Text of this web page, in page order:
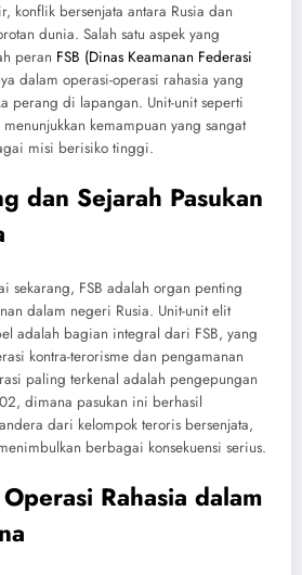
konflik bersenjata antara Rusia dan
dunia. Salah satu aspek yang
peran FSB (Dinas Keamanan Federasi
dalam operasi-operasi rahasia yang
perang di lapangan. Unit-unit seperti
kemampuan yang sangat
misi berisiko tinggi.
dan Sejarah Pasukan
sekarang, FSB adalah organ penting
dalam negeri Rusia. Unit-unit elit
adalah bagian integral dari FSB, yang
kontra-terorisme dan pengamanan
paling terkenal adalah pengepungan
dimana pasukan ini berhasil
dari kelompok teroris bersenjata,
berbagai konsekuensi serius.
Rahasia dalam